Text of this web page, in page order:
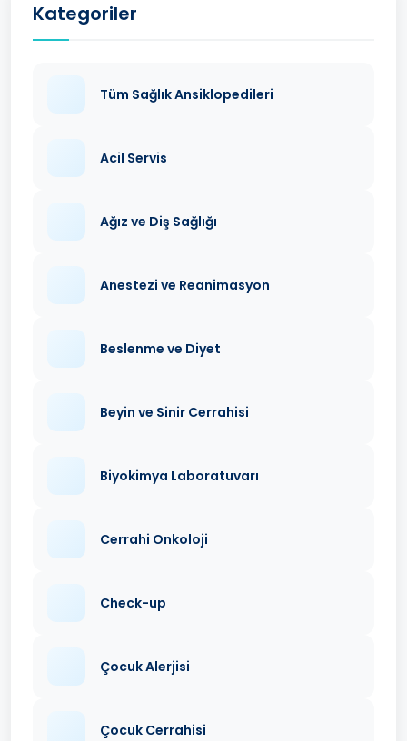
Kategoriler
Tüm Sağlık Ansiklopedileri
Acil Servis
Ağız ve Diş Sağlığı
Anestezi ve Reanimasyon
Beslenme ve Diyet
Beyin ve Sinir Cerrahisi
Biyokimya Laboratuvarı
Cerrahi Onkoloji
Check-up
Çocuk Alerjisi
Çocuk Cerrahisi